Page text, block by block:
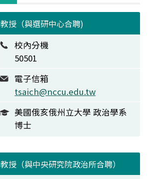
教授（與選研中心合聘)
校內分機
50501
電子信箱
tsaich@nccu.edu.tw
美國俄亥俄州立大學 政治學系
博士
教授（與中央研究院政治所合聘）